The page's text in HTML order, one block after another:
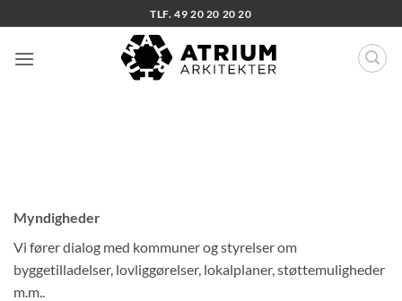
til
indhold
TLF. 49 20 20 20 20
Myndigheder
Vi fører dialog med kommuner og styrelser om
byggetilladelser, lovliggørelser, lokalplaner, støttemuligheder
m.m..